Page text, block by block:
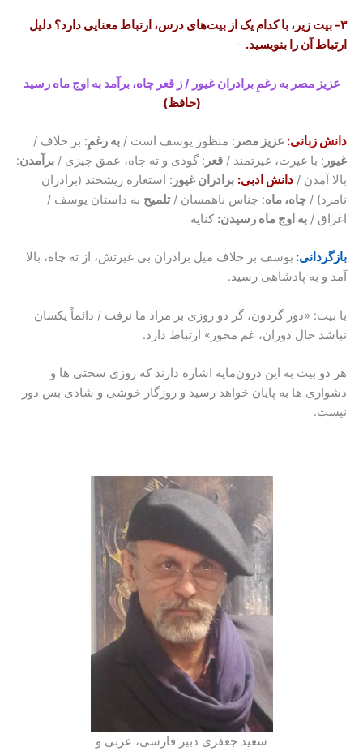
۳- بیت زیر، با کدام یک از بیت‌های درس، ارتباط معنایی دارد؟ دلیل
ارتباط آن را بنویسید.–
عزیز مصر به رغمِ برادران غیور / ز قعر چاه، برآمد به اوج ماه رسید
(حافظ)
دانش زبانی: عزیز مصر : منظور یوسف است / به رغمِ: بر خلاف /
غیور : با غیرت، غیرتمند / قعر : گودی و ته چاه، عمق چیزی / برآمدن:
بالا آمدن / دانش ادبی: برادران غیور : استعاره ریشخند (برادران
نامرد) / چاه، ماه: جناس ناهمسان /تلمیح به داستان یوسف /
اغراق / به اوج ماه رسیدن: کنایه
بازگردانی: یوسف بر خلاف میل برادران بی غیرتش، از ته چاه، بالا
آمد و به پادشاهی رسید.
با بیت: «دور گردون، گر دو روزی بر مراد ما نرفت / دائماً یکسان
نباشد حال دوران، غم مخور» ارتباط دارد.
هر دو بیت به این درون‌مایه اشاره دارند که روزی سختی ها و
دشواری ها به پایان خواهد رسید و روزگار خوشی و شادی بس دور
نیست.
سعید جعفری دبیر فارسی، عربی و